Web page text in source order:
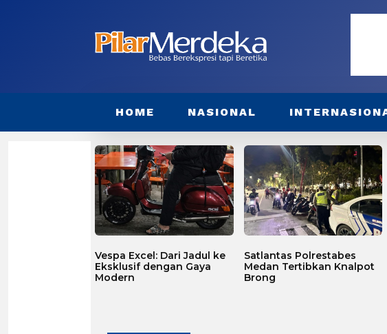
HOME NASIONAL
Vespa Excel: Dari Jadul ke
Eksklusif dengan Gaya
Modern
Satlantas Polrestabes
Medan Tertibkan Knalpot
Brong